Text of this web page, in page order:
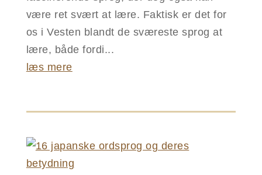
være ret svært at lære. Faktisk er det for
os i Vesten blandt de sværeste sprog at
lære, både fordi...
læs mere